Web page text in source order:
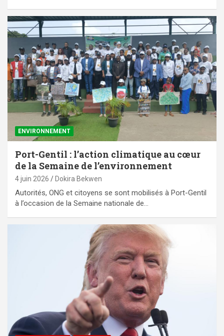
ENVIRONNEMENT
Port-Gentil : l’action climatique au cœur
de la Semaine de l’environnement
4 juin 2026 Dokira Bekwen
Autorités, ONG et citoyens se sont mobilisés à Port-Gentil
à l’occasion de la Semaine nationale de…